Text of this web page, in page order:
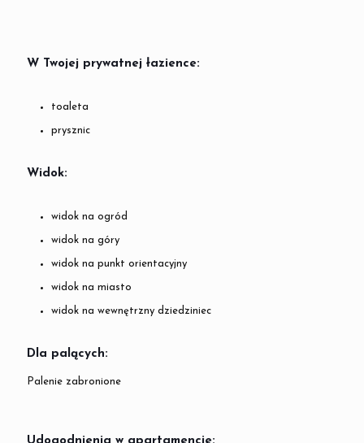
W Twojej prywatnej łazience:
toaleta
prysznic
Widok:
widok na ogród
widok na góry
widok na punkt orientacyjny
widok na miasto
widok na wewnętrzny dziedziniec
Dla palących:
Palenie zabronione
Udogodnienia w apartamencie: ​